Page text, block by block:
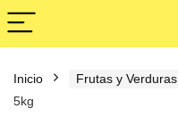
Inicio Frutas y Verduras
5kg